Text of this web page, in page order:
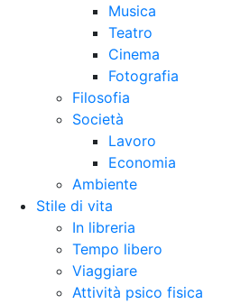
Musica
Teatro
Cinema
Fotografia
Filosofia
Società
Lavoro
Economia
Ambiente
Stile di vita
In libreria
Tempo libero
Viaggiare
Attività psico fisica